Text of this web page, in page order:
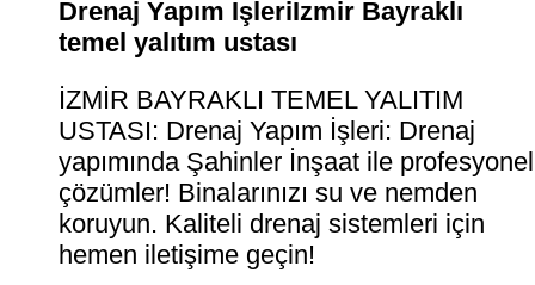
Drenaj Yapım İşleriİzmir Bayraklı
temel yalıtım ustası
İZMİR BAYRAKLI TEMEL YALITIM
USTASI: Drenaj Yapım İşleri: Drenaj
yapımında Şahinler İnşaat ile profesyonel
çözümler! Binalarınızı su ve nemden
koruyun. Kaliteli drenaj sistemleri için
hemen iletişime geçin!